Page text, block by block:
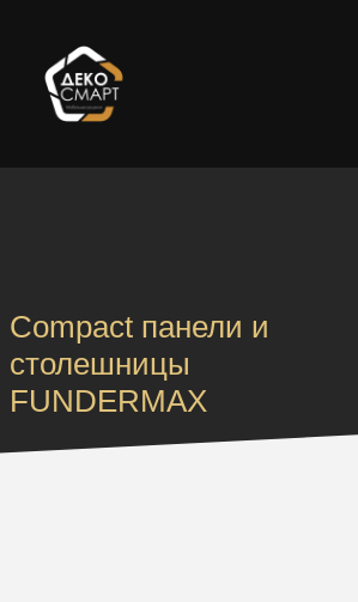
Compact панели и
столешницы
FUNDERMAX